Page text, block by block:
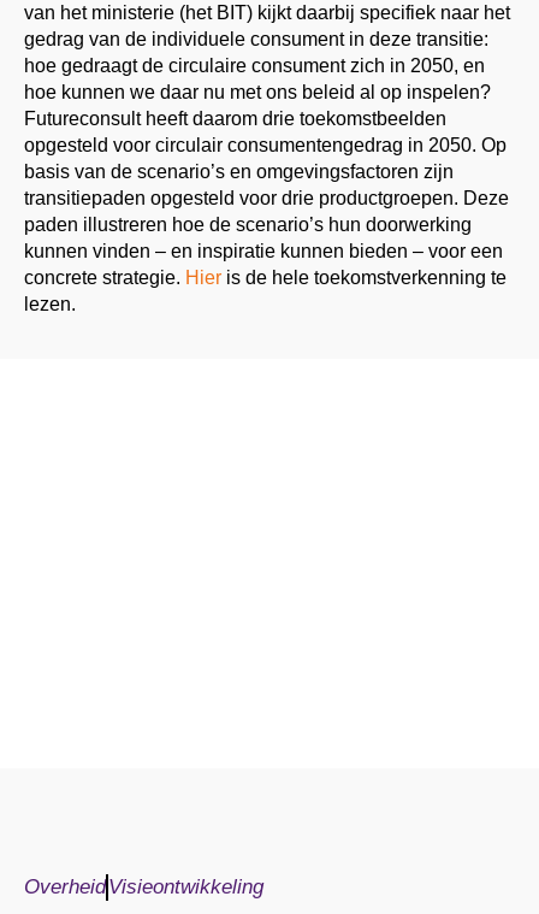
van het ministerie (het BIT) kijkt daarbij specifiek naar het
gedrag van de individuele consument in deze transitie:
hoe gedraagt de circulaire consument zich in 2050, en
hoe kunnen we daar nu met ons beleid al op inspelen?
Futureconsult heeft daarom drie toekomstbeelden
opgesteld voor circulair consumentengedrag in 2050. Op
basis van de scenario’s en omgevingsfactoren zijn
transitiepaden opgesteld voor drie productgroepen. Deze
paden illustreren hoe de scenario’s hun doorwerking
kunnen vinden – en inspiratie kunnen bieden – voor een
concrete strategie. Hier is de hele toekomstverkenning te
lezen.
OverheidVisieontwikkeling